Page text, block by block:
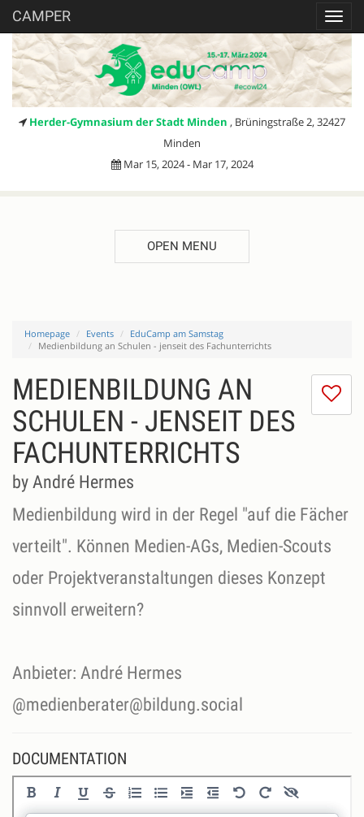
CAMPER
Herder-Gymnasium der Stadt Minden , Brüningstraße 2, 32427
Minden
Mar 15, 2024 - Mar 17, 2024
OPEN MENU
Homepage Events
EduCamp am Samstag
Medienbildung an Schulen - jenseit des Fachunterrichts
I
MEDIENBILDUNG AN
SCHULEN - JENSEIT DES
FACHUNTERRICHTS
by André Hermes
Medienbildung wird in der Regel "auf die Fächer
verteilt". Können Medien-AGs, Medien-Scouts
oder Projektveranstaltungen dieses Konzept
sinnvoll erweitern?
Anbieter: André Hermes
@medienberater@bildung.social
DOCUMENTATION